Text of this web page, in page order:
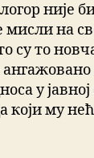
није
мисли на
су то
у
који му